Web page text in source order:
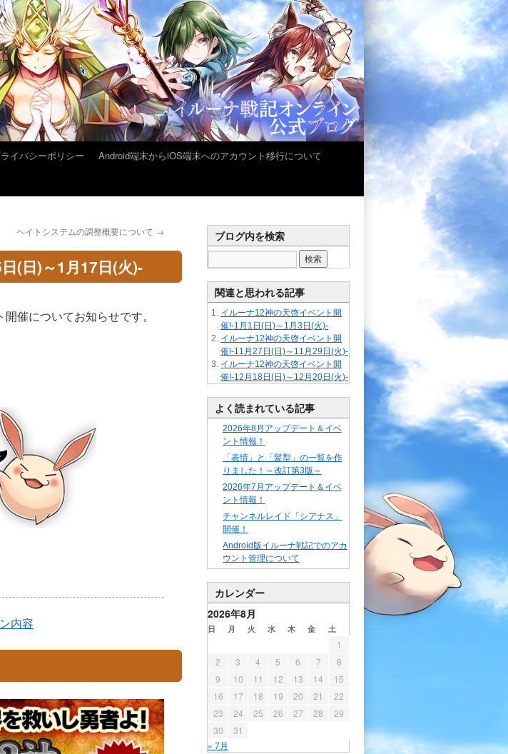
イバシーポリシー
Android端末からiOS端末へのアカウント移行について
ヘイトシステムの調整概要について →
(日)～1月17日(火)-
催についてお知らせです。
内容
ブログ内を検索
関連と思われる記事
イルーナ12神の天啓イベント開
催!-1月1日(日)～1月3日(火)-
イルーナ12神の天啓イベント開
催!-11月27日(日)～11月29日(火)-
イルーナ12神の天啓イベント開
催!-12月18日(日)～12月20日(火)-
よく読まれている記事
2026年8月アップデート＆イベ
ント情報！
「表情」と「髪型」の一覧を作
りました！～改訂第3版～
2026年7月アップデート＆イベ
ント情報！
チャンネルレイド「シアナス」
開催！
Android版イルーナ戦記でのアカ
ウント管理について
カレンダー
2026年8月
日 月 火 水 木 金 土
« 7月
1
2
3 4 5 6 7
8
9
10 11 12 13 14
15
16
17 18 19 20 21
22
23
24 25 26 27 28
29
30
31